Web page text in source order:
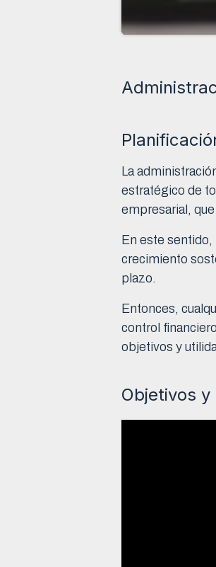
La
estratégico de
empresarial,
En este sentido,
crecimiento
plazo.
Entonces,
control
objetivos y
Objetivos